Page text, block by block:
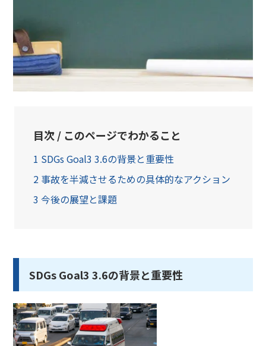
目次 / このページでわかること
1 SDGs Goal3 3.6の背景と重要性
2事故を半減させるための具体的なアクション
3 今後の展望と課題
SDGs Goal3 3.6の背景と重要性